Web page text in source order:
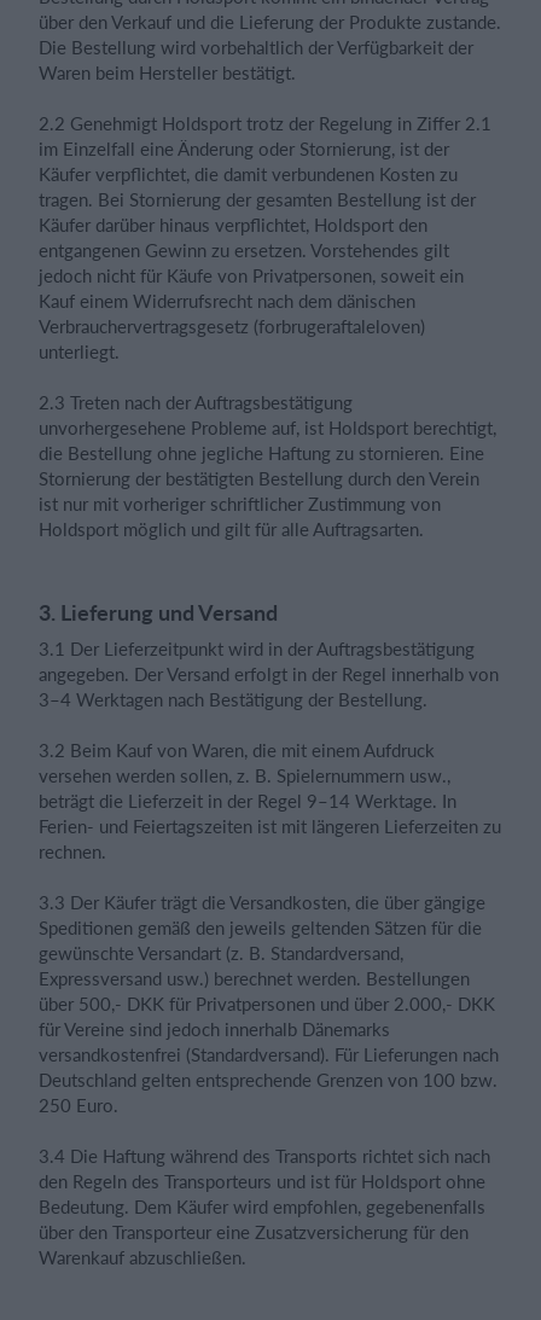
über den Verkauf und die Lieferung der Produkte zustande.
Die Bestellung wird vorbehaltlich der Verfügbarkeit der
Waren beim Hersteller bestätigt.
2.2 Genehmigt Holdsport trotz der Regelung in Ziffer 2.1
im Einzelfall eine Änderung oder Stornierung, ist der
Käufer verpflichtet, die damit verbundenen Kosten zu
tragen. Bei Stornierung der gesamten Bestellung ist der
Käufer darüber hinaus verpflichtet, Holdsport den
entgangenen Gewinn zu ersetzen. Vorstehendes gilt
jedoch nicht für Käufe von Privatpersonen, soweit ein
Kauf einem Widerrufsrecht nach dem dänischen
Verbrauchervertragsgesetz (forbrugeraftaleloven)
unterliegt.
2.3 Treten nach der Auftragsbestätigung
unvorhergesehene Probleme auf, ist Holdsport berechtigt,
die Bestellung ohne jegliche Haftung zu stornieren. Eine
Stornierung der bestätigten Bestellung durch den Verein
ist nur mit vorheriger schriftlicher Zustimmung von
Holdsport möglich und gilt für alle Auftragsarten.
3. Lieferung und Versand
3.1 Der Lieferzeitpunkt wird in der Auftragsbestätigung
angegeben. Der Versand erfolgt in der Regel innerhalb von
3–4 Werktagen nach Bestätigung der Bestellung.
3.2 Beim Kauf von Waren, die mit einem Aufdruck
versehen werden sollen, z. B. Spielernummern usw.,
beträgt die Lieferzeit in der Regel 9–14 Werktage. In
Ferien- und Feiertagszeiten ist mit längeren Lieferzeiten zu
rechnen.
3.3 Der Käufer trägt die Versandkosten, die über gängige
Speditionen gemäß den jeweils geltenden Sätzen für die
gewünschte Versandart (z. B. Standardversand,
Expressversand usw.) berechnet werden. Bestellungen
über 500,- DKK für Privatpersonen und über 2.000,- DKK
für Vereine sind jedoch innerhalb Dänemarks
versandkostenfrei (Standardversand). Für Lieferungen nach
Deutschland gelten entsprechende Grenzen von 100 bzw.
250 Euro.
3.4 Die Haftung während des Transports richtet sich nach
den Regeln des Transporteurs und ist für Holdsport ohne
Bedeutung. Dem Käufer wird empfohlen, gegebenenfalls
über den Transporteur eine Zusatzversicherung für den
Warenkauf abzuschließen.